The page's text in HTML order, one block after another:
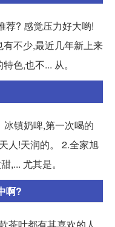
荐? 感觉压力好大哟!
不少,最近几年新上来
色,也不... 从。
镇奶啤,第一次喝的
人!天润的。 2.全家旭
,... 尤其是。
啊?